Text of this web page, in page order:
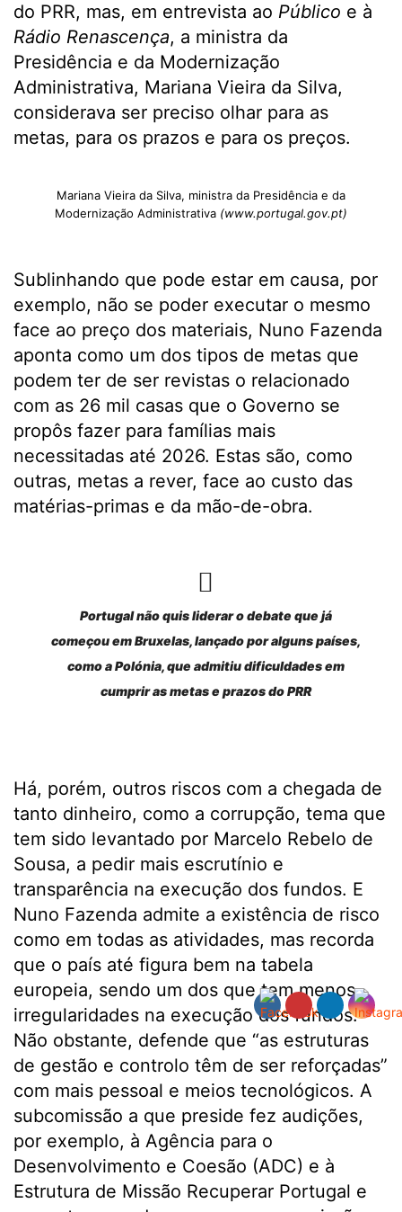
do PRR, mas, em entrevista ao Público e à
Rádio Renascença, a ministra da
Presidência e da Modernização
Administrativa, Mariana Vieira da Silva,
considerava ser preciso olhar para as
metas, para os prazos e para os preços.
Mariana Vieira da Silva, ministra da Presidência e da
Modernização Administrativa (www.portugal.gov.pt)
Sublinhando que pode estar em causa, por
exemplo, não se poder executar o mesmo
face ao preço dos materiais, Nuno Fazenda
aponta como um dos tipos de metas que
podem ter de ser revistas o relacionado
com as 26 mil casas que o Governo se
propôs fazer para famílias mais
necessitadas até 2026. Estas são, como
outras, metas a rever, face ao custo das
matérias-primas e da mão-de-obra.
Portugal não quis liderar o debate que já
começou em Bruxelas, lançado por alguns países,
como a Polónia, que admitiu dificuldades em
cumprir as metas e prazos do PRR
Há, porém, outros riscos com a chegada de
tanto dinheiro, como a corrupção, tema que
tem sido levantado por Marcelo Rebelo de
Sousa, a pedir mais escrutínio e
transparência na execução dos fundos. E
Nuno Fazenda admite a existência de risco
como em todas as atividades, mas recorda
que o país até figura bem na tabela
europeia, sendo um dos que tem menos
irregularidades na execução dos fundos.
Não obstante, defende que “as estruturas
de gestão e controlo têm de ser reforçadas”
com mais pessoal e meios tecnológicos. A
subcomissão a que preside fez audições,
por exemplo, à Agência para o
Desenvolvimento e Coesão (ADC) e à
Estrutura de Missão Recuperar Portugal e